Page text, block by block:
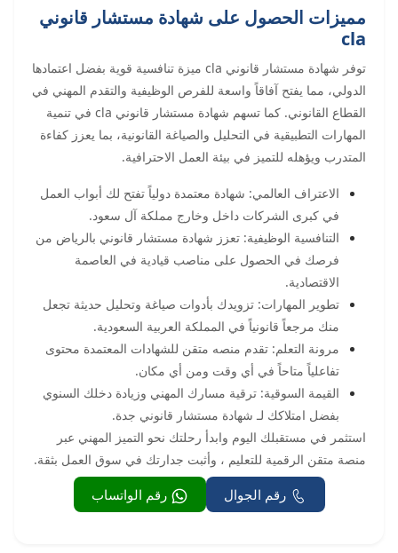
مميزات الحصول على شهادة مستشار قانوني
cla
توفر شهادة مستشار قانوني cla ميزة تنافسية قوية بفضل اعتمادها
الدولي، مما يفتح آفاقاً واسعة للفرص الوظيفية والتقدم المهني في
القطاع القانوني. كما تسهم شهادة مستشار قانوني cla في تنمية
المهارات التطبيقية في التحليل والصياغة القانونية، بما يعزز كفاءة
المتدرب ويؤهله للتميز في بيئة العمل الاحترافية.
الاعتراف العالمي: شهادة معتمدة دولياً تفتح لك أبواب العمل
في كبرى الشركات داخل وخارج مملكة آل سعود.
التنافسية الوظيفية: تعزز شهادة مستشار قانوني بالرياض من
فرصك في الحصول على مناصب قيادية في العاصمة
الاقتصادية.
تطوير المهارات: تزويدك بأدوات صياغة وتحليل حديثة تجعل
منك مرجعاً قانونياً في المملكة العربية السعودية.
مرونة التعلم: تقدم منصه متقن للشهادات المعتمدة محتوى
تفاعلياً متاحاً في أي وقت ومن أي مكان.
القيمة السوقية: ترقية مسارك المهني وزيادة دخلك السنوي
بفضل امتلاكك لـ شهادة مستشار قانوني جدة.
استثمر في مستقبلك اليوم وابدأ رحلتك نحو التميز المهني عبر
منصة متقن الرقمية للتعليم ، وأثبت جدارتك في سوق العمل بثقة.
رقم الجوال رقم الواتساب